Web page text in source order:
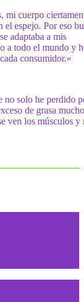
mi cuerpo
el espejo. Por eso
adaptaba a mis
a todo el mundo y
consumidor.»
no solo he perdido
de grasa
ven los músculos y